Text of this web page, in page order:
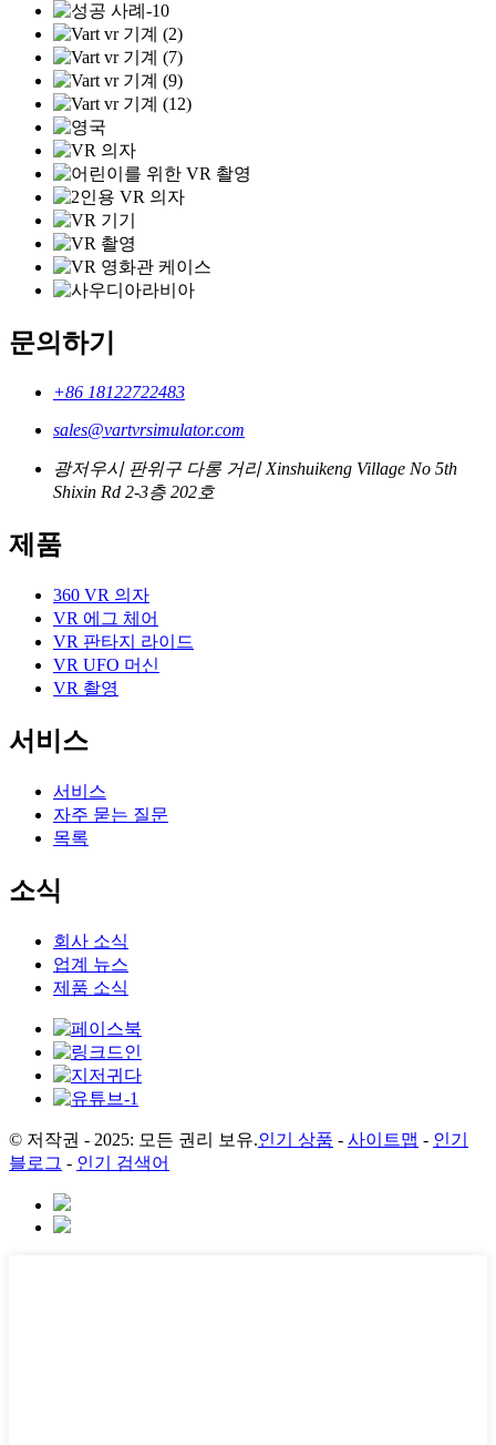
문의하기
+86 18122722483
sales@vartvrsimulator.com
광저우시 판위구 다롱 거리 Xinshuikeng Village No 5th
Shixin Rd 2-3층 202호
제품
360 VR 의자
VR 에그 체어
VR 판타지 라이드
VR UFO 머신
VR 촬영
서비스
서비스
자주 묻는 질문
목록
소식
회사 소식
업계 뉴스
제품 소식
© 저작권 - 2025: 모든 권리 보유.인기 상품 - 사이트맵 - 인기
블로그 - 인기 검색어